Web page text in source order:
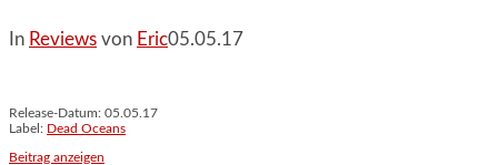
In Reviews von Eric05.05.17
Release-Datum: 05.05.17
Label: Dead Oceans
Beitrag anzeigen